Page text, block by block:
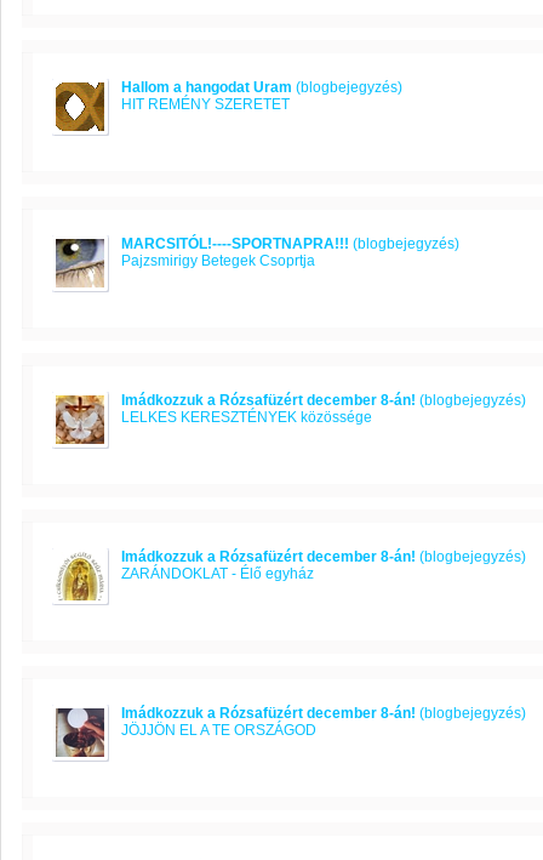
Hallom a hangodat Uram (blogbejegyzés)
HIT REMÉNY SZERETET
MARCSITÓL!----SPORTNAPRA!!! (blogbejegyzés)
Pajzsmirigy Betegek Csoprtja
Imádkozzuk a Rózsafüzért december 8-án! (blogbejegyzés)
LELKES KERESZTÉNYEK közössége
Imádkozzuk a Rózsafüzért december 8-án! (blogbejegyzés)
ZARÁNDOKLAT - Élő egyház
Imádkozzuk a Rózsafüzért december 8-án! (blogbejegyzés)
JÖJJÖN EL A TE ORSZÁGOD